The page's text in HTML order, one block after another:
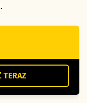
.
TERAZ